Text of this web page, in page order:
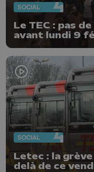
SOCIAL
Le TEC : pas
avant lundi 9
SOCIAL
Letec : la
delà de ce